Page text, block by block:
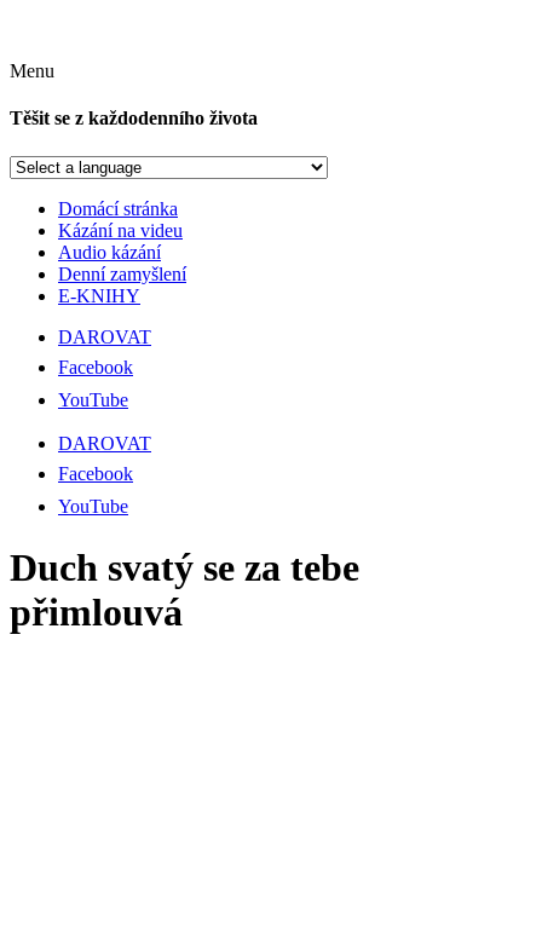
Menu
Těšit se z každodenního života
Domácí stránka
Kázání na videu
Audio kázání
Denní zamyšlení
E-KNIHY
DAROVAT
Facebook
YouTube
DAROVAT
Facebook
YouTube
Duch svatý se za tebe
přimlouvá